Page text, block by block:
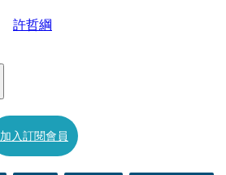
許哲綱
加入訂閱會員